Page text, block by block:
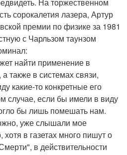
сорокалетия лазера, Артур
премии по физике за 1981
с Чарльзом таунзом
найти применение в
также в системах связи,
какие-то конкретные его
случае, если бы имели в виду
бы лишь помешать нам.
уже слышали мое
в газетах много пишут о
в действительности